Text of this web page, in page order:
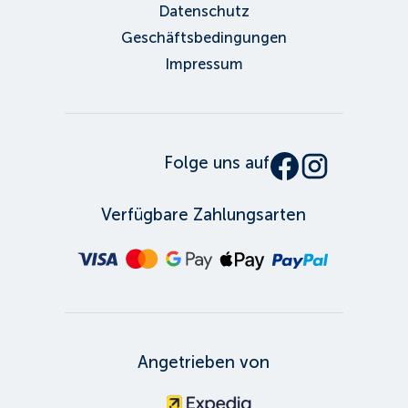
Datenschutz
Geschäftsbedingungen
Impressum
Folge uns auf
Verfügbare Zahlungsarten
Angetrieben von